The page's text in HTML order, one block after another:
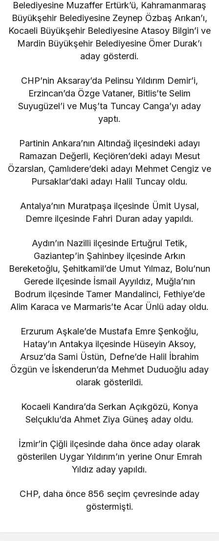
Belediyesine Muzaffer Ertürk’ü, Kahramanmaraş
Büyükşehir Belediyesine Zeynep Özbaş Arıkan’ı,
Kocaeli Büyükşehir Belediyesine Atasoy Bilgin’i ve
Mardin Büyükşehir Belediyesine Ömer Durak’ı
aday gösterdi.
CHP’nin Aksaray’da Pelinsu Yıldırım Demir’i,
Erzincan’da Özge Vataner, Bitlis’te Selim
Suyugüzel’i ve Muş’ta Tuncay Canga’yı aday
yaptı.
Partinin Ankara’nın Altındağ ilçesindeki adayı
Ramazan Değerli, Keçiören’deki adayı Mesut
Özarslan, Çamlıdere’deki adayı Mehmet Cengiz ve
Pursaklar’daki adayı Halil Tuncay oldu.
Antalya’nın Muratpaşa ilçesinde Ümit Uysal,
Demre ilçesinde Fahri Duran aday yapıldı.
Aydın’ın Nazilli ilçesinde Ertuğrul Tetik,
Gaziantep’in Şahinbey ilçesinde Arkın
Bereketoğlu, Şehitkamil’de Umut Yılmaz, Bolu’nun
Gerede ilçesinde İsmail Ayyıldız, Muğla’nın
Bodrum ilçesinde Tamer Mandalinci, Fethiye’de
Alim Karaca ve Marmaris’te Acar Ünlü aday oldu.
Erzurum Aşkale’de Mustafa Emre Şenkoğlu,
Hatay’ın Antakya ilçesinde Hüseyin Aksoy,
Arsuz’da Sami Üstün, Defne’de Halil İbrahim
Özgün ve İskenderun’da Mehmet Duduoğlu aday
olarak gösterildi.
Kocaeli Kandıra’da Serkan Açıkgözü, Konya
Selçuklu’da Ahmet Ziya Güneş aday oldu.
İzmir’in Çiğli ilçesinde daha önce aday olarak
gösterilen Uygar Yıldırım’ın yerine Onur Emrah
Yıldız aday yapıldı.
CHP, daha önce 856 seçim çevresinde aday
göstermişti.